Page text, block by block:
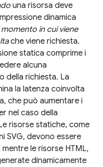
una risorsa deve
dinamica
momento in cui viene
che viene richiesta.
statica comprime i
alcuna
della richiesta. La
la latenza coinvolta
che può aumentare i
nel caso della
risorse statiche, come
SVG, devono essere
le risorse HTML,
dinamicamente